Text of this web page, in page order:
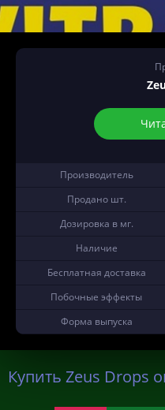
Производитель
Продано шт.
Дозировка в мг.
Наличие
Бесплатная доставка
Побочные эффекты
Форма выпуска
Купить Zeus Drops